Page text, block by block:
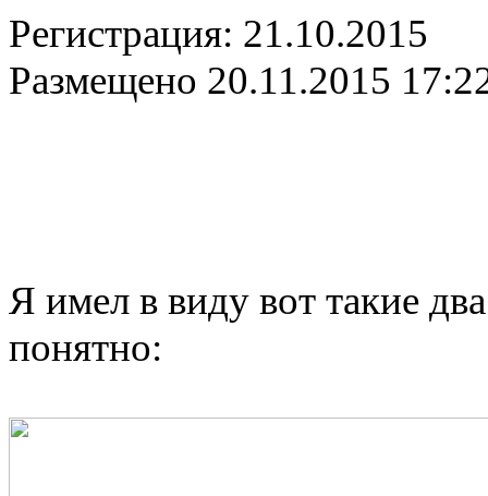
Регистрация: 21.10.2015
Размещено 20.11.2015
Я имел в виду вот такие
понятно: